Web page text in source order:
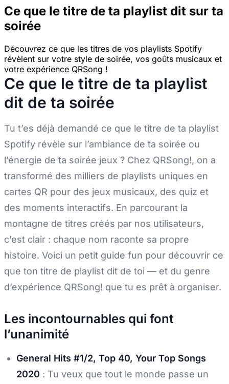
Ce que le titre de ta playlist dit sur ta
soirée
Découvrez ce que les titres de vos playlists Spotify
révèlent sur votre style de soirée, vos goûts musicaux et
votre expérience QRSong !
Ce que le titre de ta playlist
dit de ta soirée
Tu t’es déjà demandé ce que le titre de ta playlist
Spotify révèle sur l’ambiance de ta soirée ou
l’énergie de ta soirée jeux ? Chez QRSong!, on a
transformé des milliers de playlists uniques en
cartes QR pour des jeux musicaux, des quiz et
des moments interactifs. En parcourant la
montagne de titres créés par nos utilisateurs,
c’est clair : chaque nom raconte sa propre
histoire. Voici un petit guide fun pour découvrir ce
que ton titre de playlist dit de toi — et du genre
d’expérience QRSong! que tu es prêt à organiser.
Les incontournables qui font
l’unanimité
General Hits #1/2, Top 40, Your Top Songs
2020 : Tu veux que tout le monde passe un